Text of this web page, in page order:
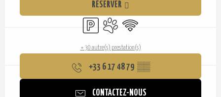
RÉSERVER
ParkingAnimaux acceptés
WiFi
+ 30 autre(s) prestation(s)
+33 6 17 48 79 ▒▒
CONTACTEZ-NOUS